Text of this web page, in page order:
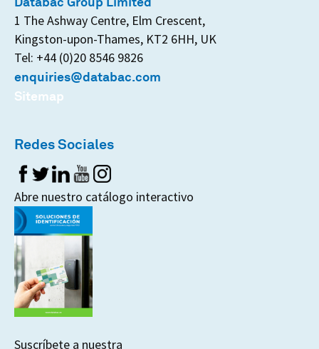
1 The Ashway Centre, Elm Crescent,
Kingston-upon-Thames, KT2 6HH, UK
Tel: +44 (0)20 8546 9826
enquiries@databac.com
Sitemap
Redes Sociales
Abre nuestro catálogo interactivo
Suscríbete a nuestra